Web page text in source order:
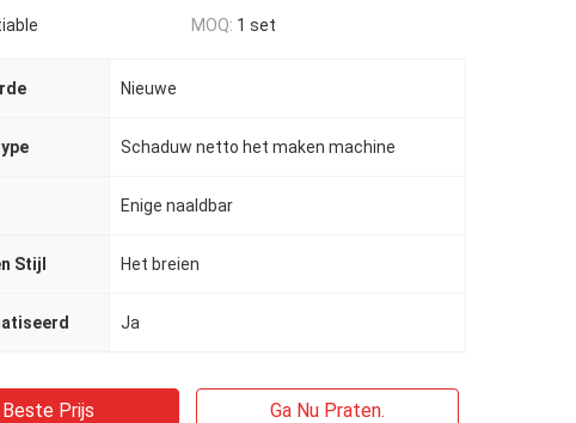
MOQ: 1 set
Nieuwe
Schaduw netto het maken machine
Enige naaldbar
Stijl Het breien
Ja
Beste Prijs Ga Nu Praten.